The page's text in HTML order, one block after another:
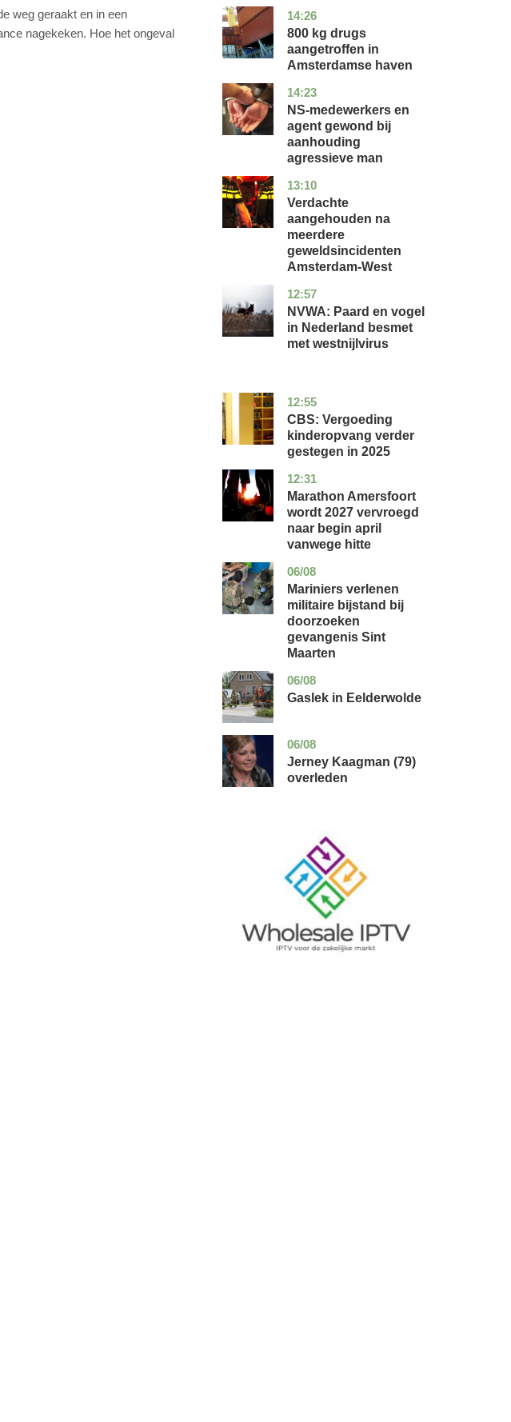
weg geraakt en in een
nagekeken. Hoe het ongeval
14:26
noord-
holland
nieuws
800 kg drugs
aangetroffen in
Amsterdamse haven
14:23
flevoland
nieuws
NS-medewerkers en
agent gewond bij
aanhouding
agressieve man
13:10
noord-
holland
nieuws
Verdachte
aangehouden na
meerdere
geweldsincidenten
Amsterdam-West
12:57
utrecht
nieuws
NVWA: Paard en vogel
in Nederland besmet
met westnijlvirus
12:55
zuid-
holland
economie
CBS: Vergoeding
kinderopvang verder
gestegen in 2025
12:31
utrecht
nieuws
Marathon Amersfoort
wordt 2027 vervroegd
naar begin april
vanwege hitte
06/08
buitenland
Mariniers verlenen
militaire bijstand bij
doorzoeken
gevangenis Sint
Maarten
06/08
drenthe
nieuws
Gaslek in Eelderwolde
06/08
noord-
glossy
Jerney Kaagman (79)
overleden